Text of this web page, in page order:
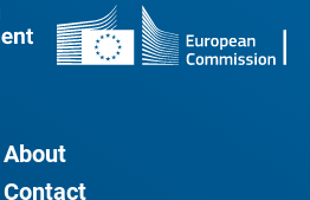
About
Contact